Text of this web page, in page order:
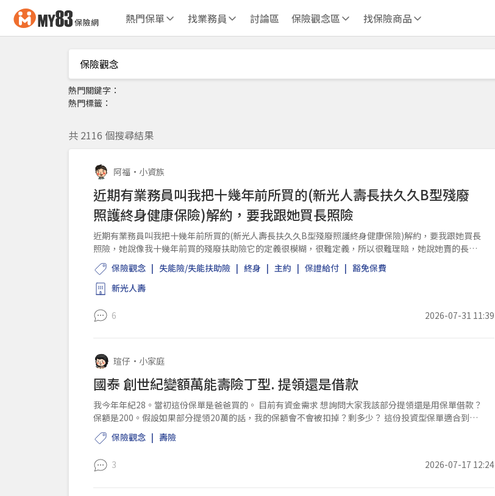
熱門保單 找業務員 討論區 保險觀念區 找保險商品
熱門關鍵字：
熱門標籤：
共 2116 個搜尋結果
阿福 • 小資族
近期有業務員叫我把十幾年前所買的(新光人壽長扶久久B型殘廢
照護終身健康保險)解約，要我跟她買長照險
近期有業務員叫我把十幾年前所買的(新光人壽長扶久久B型殘廢照護終身健康保險)解約，要我跟她買長
照險，她說像我十幾年前買的殘廢扶助險它的定義很模糊，很難定義，所以很難理賠，她說她賣的長照
險定義很明確，所以...
保險觀念 失能險/失能扶助險 終身 主約 保證給付
豁免保費
新光人壽
6 2026-07-31 11:39
瑄仔 • 小家庭
國泰 創世紀變額萬能壽險丁型. 提領還是借款
我今年年紀28。當初這份保單是爸爸買的。 目前有資金需求 想詢問大家我該部分提領還是用保單借款？
保額是200。假設如果部分提領20萬的話，我的保額會不會被扣掉？剩多少？ 這份投資型保單適合到幾
歲？還是會建議轉...
保險觀念 壽險
3 2026-07-17 12:24